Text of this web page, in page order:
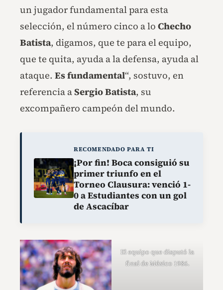
un jugador fundamental para esta
selección, el número cinco a lo Checho
Batista, digamos, que te para el equipo,
que te quita, ayuda a la defensa, ayuda al
ataque. Es fundamental“, sostuvo, en
referencia aSergio Batista, su
excompañero campeón del mundo.
RECOMENDADO PARA TI
¡Por fin! Boca consiguió su
primer triunfo en el
Torneo Clausura: venció 1-
0 a Estudiantes con un gol
de Ascacíbar
El equipo que disputó la
final de México 1986.